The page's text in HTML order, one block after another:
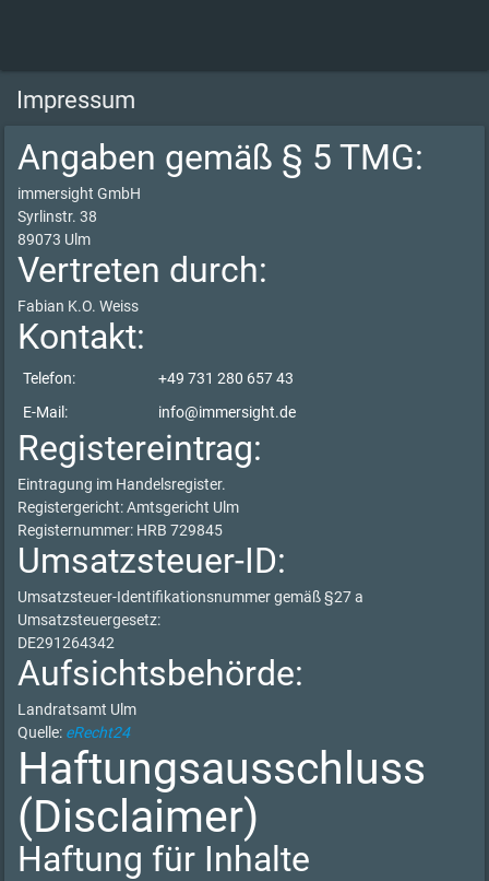
Impressum
Angaben gemäß § 5 TMG:
immersight GmbH
Syrlinstr. 38
89073 Ulm
Vertreten durch:
Fabian K.O. Weiss
Kontakt:
Telefon:
+49 731 280 657 43
E-Mail:
info@immersight.de
Registereintrag:
Eintragung im Handelsregister.
Registergericht: Amtsgericht Ulm
Registernummer: HRB 729845
Umsatzsteuer-ID:
Umsatzsteuer-Identifikationsnummer gemäß §27 a
Umsatzsteuergesetz:
DE291264342
Aufsichtsbehörde:
Landratsamt Ulm
Quelle: eRecht24
Haftungsausschluss
(Disclaimer)
Haftung für Inhalte